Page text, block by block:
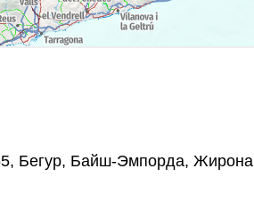
Бегур, Байш-Эмпорда, Жирона